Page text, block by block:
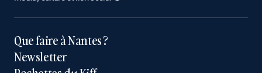
Que faire à Nantes ?
Newsletter